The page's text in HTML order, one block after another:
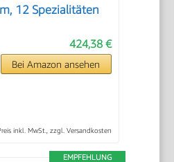
12 Spezialitäten
424,38 €
Bei Amazon ansehen
inkl. MwSt., zzgl. Versandkosten
EMPFEHLUNG